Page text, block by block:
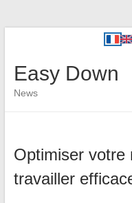
Easy Down
News
Optimiser votre
travailler